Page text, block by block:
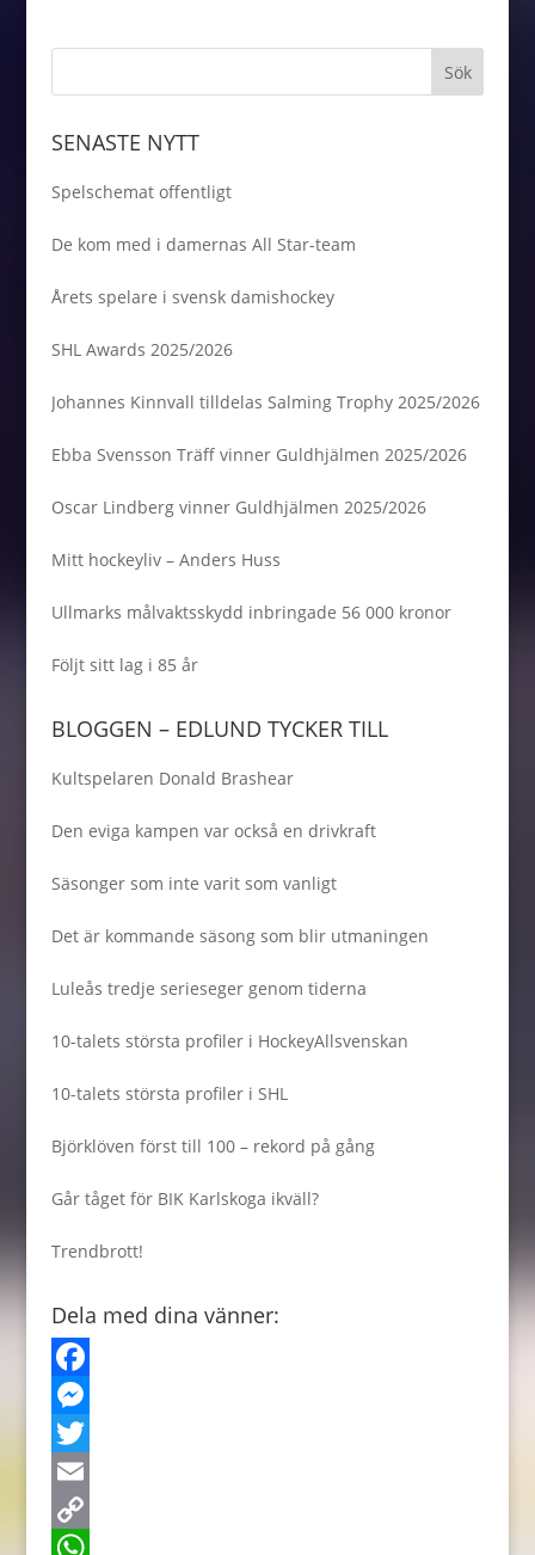
SENASTE NYTT
Spelschemat offentligt
De kom med i damernas All Star-team
Årets spelare i svensk damishockey
SHL Awards 2025/2026
Johannes Kinnvall tilldelas Salming Trophy 2025/2026
Ebba Svensson Träff vinner Guldhjälmen 2025/2026
Oscar Lindberg vinner Guldhjälmen 2025/2026
Mitt hockeyliv – Anders Huss
Ullmarks målvaktsskydd inbringade 56 000 kronor
Följt sitt lag i 85 år
BLOGGEN – EDLUND TYCKER TILL
Kultspelaren Donald Brashear
Den eviga kampen var också en drivkraft
Säsonger som inte varit som vanligt
Det är kommande säsong som blir utmaningen
Luleås tredje serieseger genom tiderna
10-talets största profiler i HockeyAllsvenskan
10-talets största profiler i SHL
Björklöven först till 100 – rekord på gång
Går tåget för BIK Karlskoga ikväll?
Trendbrott!
Dela med dina vänner:
F
a
c
e
b
M
e
s
s
T
w
E
m
C